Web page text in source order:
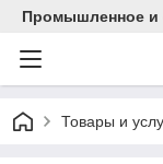
Промышленное и
Товары и